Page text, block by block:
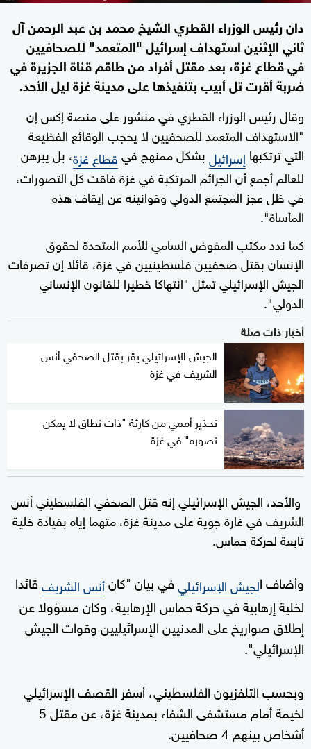
دان رئيس الوزراء القطري الشيخ محمد بن عبد الرحمن آل
ثاني الإثنين استهداف إسرائيل "المتعمد" للصحافيين
في قطاع غزة، بعد مقتل أفراد من طاقم قناة الجزيرة في
ضربة أقرت تل أبيب بتنفيذها على مدينة غزة ليل الأحد.
وقال رئيس الوزراء القطري في منشور على منصة إكس إن
"الاستهداف المتعمد للصحفيين لا يحجب الوقائع الفظيعة
التي ترتكبها إسرائيلبشكل ممنهج فيقطاع غزة، بل يبرهن
للعالم أجمع أن الجرائم المرتكبة في غزة فاقت كل التصورات،
في ظل عجز المجتمع الدولي وقوانينه عن إيقاف هذه
المأساة".
كما ندد مكتب المفوض السامي للأمم المتحدة لحقوق
الإنسان بقتل صحفيين فلسطينيين في غزة، قائلا إن تصرفات
الجيش الإسرائيلي تمثل "انتهاكا خطيرا للقانون الإنساني
الدولي".
أخبار ذات صلة
الجيش الإسرائيلي يقر بقتل الصحفي أنس
الشريف في غزة
تحذير أممي من كارثة "ذات نطاق لا يمكن
تصوره" في غزة
والأحد، الجيش الإسرائيلي إنه قتل الصحفي الفلسطيني أنس
الشريف في غارة جوية على مدينة غزة، متهما إياه بقيادة خلية
تابعة لحركة حماس.
وأضاف الجيش الإسرائيليفي بيان "كانأنس الشريفقائدا
لخلية إرهابية في حركة حماس الإرهابية، وكان مسؤولا عن
إطلاق صواريخ على المدنيين الإسرائيليين وقوات الجيش
الإسرائيلي".
وبحسب التلفزيون الفلسطيني، أسفر القصف الإسرائيلي
لخيمة أمام مستشفى الشفاء بمدينة غزة، عن مقتل 5
أشخاص بينهم 4 صحافيين.